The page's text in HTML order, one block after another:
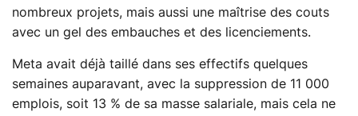
nombreux projets, mais aussi une maîtrise des couts
avec un gel des embauches et des licenciements.
Meta avait déjà taillé dans ses effectifs quelques
semaines auparavant, avec la suppression de 11 000
emplois, soit 13 % de sa masse salariale, mais cela ne